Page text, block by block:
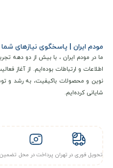
مودم ایران | پاسخگوی نیازهای شما
ما در مودم ایران ، با بیش از دو دهه
اطلاعات و ارتباطات بوده‌ایم. از آغاز
نوین و محصولات باکیفیت، به رشد و
شایانی کرده‌ایم.
تحویل فوری در تهران پرداخت در محل